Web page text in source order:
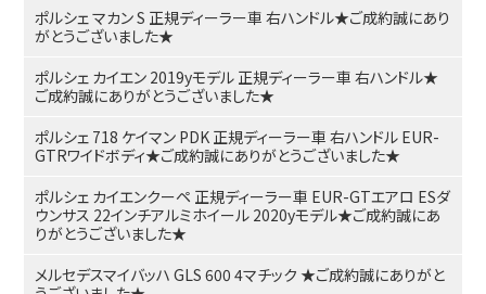
ポルシェ マカン S 正規ディーラー車 右ハンドル★ご成約誠にあり
がとうございました★
ポルシェ カイエン 2019yモデル 正規ディーラー車 右ハンドル★
ご成約誠にありがとうございました★
ポルシェ 718 ケイマン PDK 正規ディーラー車 右ハンドル EUR-
GTRワイドボディ★ご成約誠にありがとうございました★
ポルシェ カイエンクーペ 正規ディーラー車 EUR-GTエアロ ESダ
ウンサス 22インチアルミホイール 2020yモデル★ご成約誠にあ
りがとうございました★
メルセデスマイバッハ GLS 600 4マチック ★ご成約誠にありがと